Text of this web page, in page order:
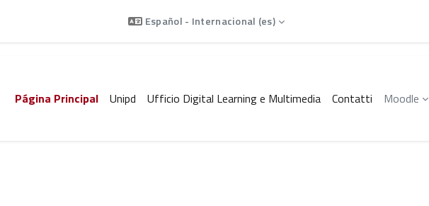
Español - Internacional ‎(es)‎
Página Principal Unipd Ufficio Digital Learning e Multimedia Contatti Moodle